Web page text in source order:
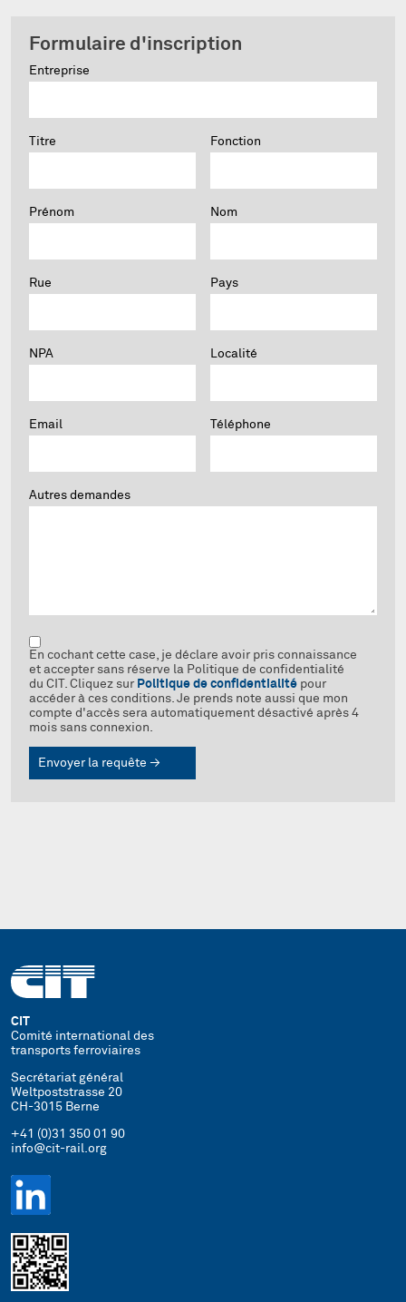
Formulaire d'inscription
Entreprise
Titre Fonction
Prénom Nom
Rue Pays
NPA Localité
Email Téléphone
Autres demandes
En cochant cette case, je déclare avoir pris connaissance
et accepter sans réserve la Politique de confidentialité
du CIT. Cliquez sur Politique de confidentialité pour
accéder à ces conditions. Je prends note aussi que mon
compte d'accès sera automatiquement désactivé après 4
mois sans connexion.
CIT
Comité international des
transports ferroviaires
Secrétariat général
Weltpoststrasse 20
CH-3015 Berne
+41 (0)31 350 01 90
info@cit-rail.org